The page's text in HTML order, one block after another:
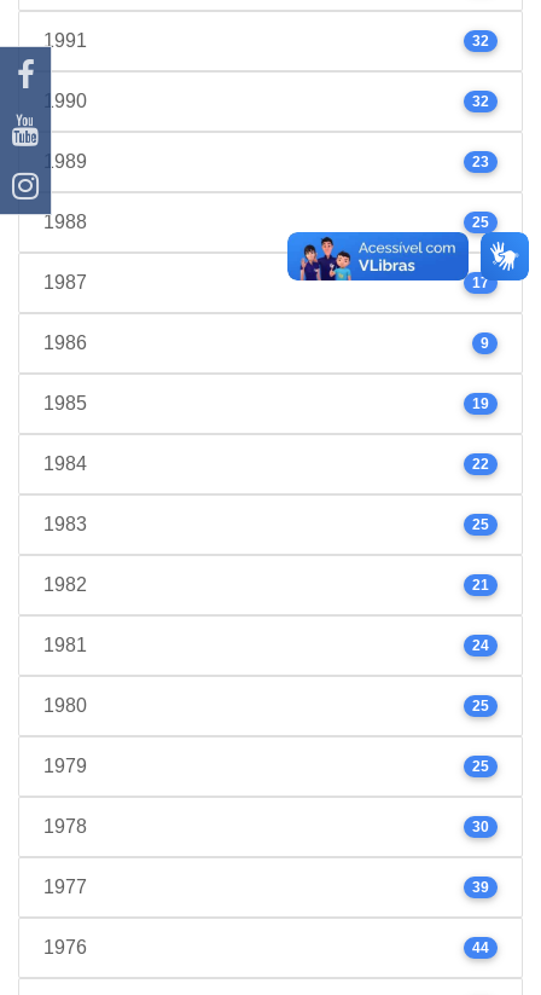
1991 32
1990 32
1989 23
1988 25
1987 17
1986 9
1985 19
1984 22
1983 25
1982 21
1981 24
1980 25
1979 25
1978 30
1977 39
1976 44